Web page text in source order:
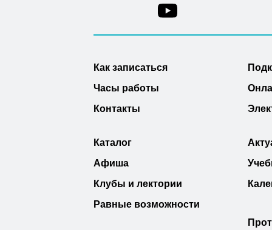
Как записаться
Часы работы
Контакты
Каталог
Афиша
Клубы и лектории
Равные возможности